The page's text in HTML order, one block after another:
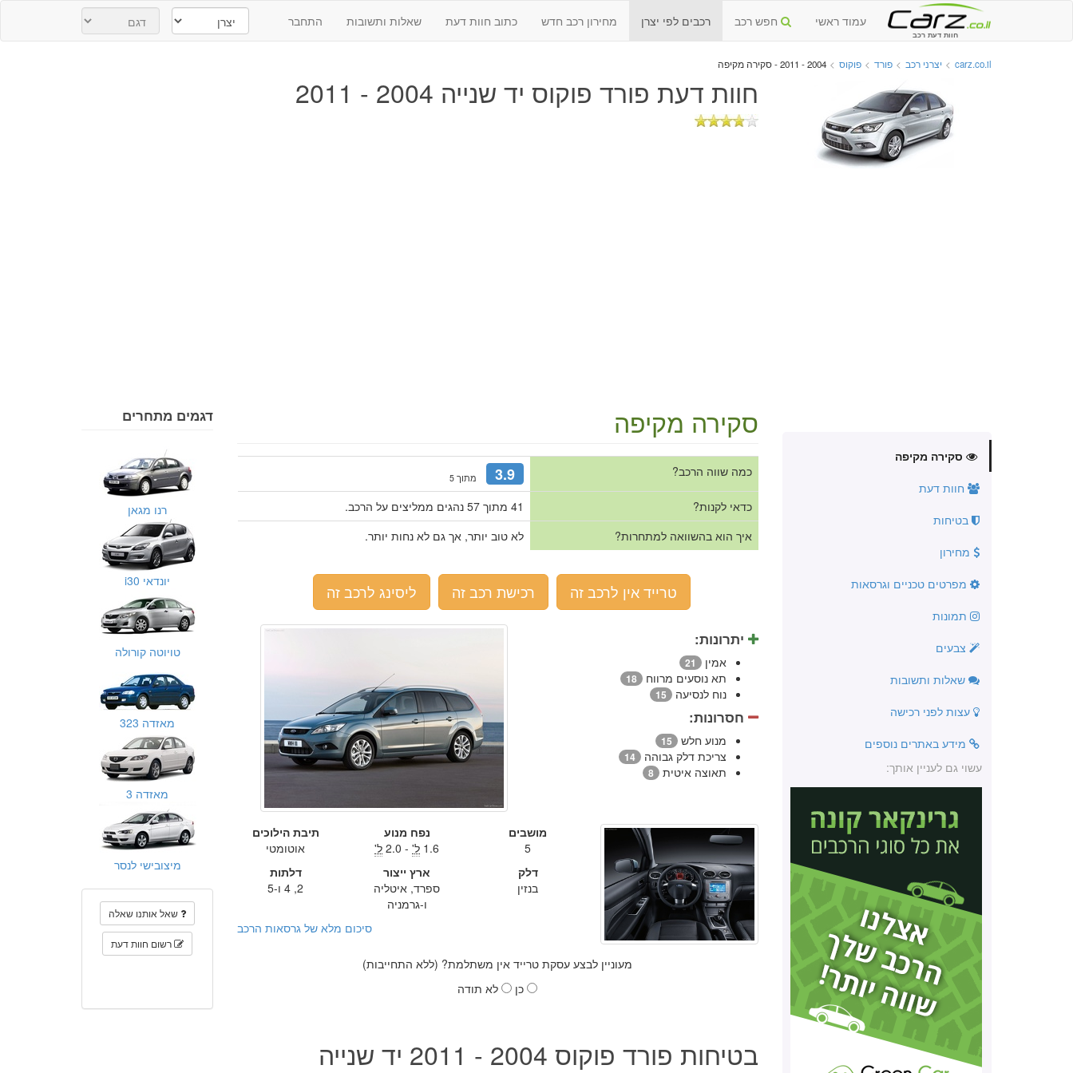
חוות דעת רכב
עמוד ראשי חפש רכב רכבים לפי יצרן מחירון רכב חדש כתוב חוות דעת שאלות ותשובות התחבר
carz.co.il
> יצרני רכב > פורד > פוקוס > 2004 - 2011 - סקירה מקיפה
חוות דעת פורד פוקוס יד שנייה 2004 - 2011
סקירה מקיפה
חוות דעת
בטיחות
מחירון
מפרטים טכניים וגרסאות
תמונות
צבעים
שאלות ותשובות
עצות לפני רכישה
מידע באתרים נוספים
עשוי גם לעניין אותך:
סקירה מקיפה
כמה שווה הרכב? 3.9 מתוך 5
כדאי לקנות?
41 מתוך 57 נהגים ממליצים על הרכב.
איך הוא בהשוואה למתחרות?
לא טוב יותר, אך גם לא נחות יותר.
טרייד אין לרכב זה רכישת רכב זה ליסינג לרכב זה
יתרונות:
אמין 21
תא נוסעים מרווח 18
נוח לנסיעה 15
חסרונות:
מנוע חלש 15
צריכת דלק גבוהה 14
תאוצה איטית 8
מושבים
5
נפח מנוע
1.6 ל'- 2.0 ל'
תיבת הילוכים
אוטומטי
דלק
בנזין
ארץ ייצור
ספרד, איטליה
ו-גרמניה
דלתות
2, 4 ו-5
סיכום מלא של גרסאות הרכב
מעוניין לבצע עסקת טרייד אין משתלמת? (ללא התחייבות)
כן
לא תודה
בטיחות פורד פוקוס 2004 - 2011 יד שנייה
דגמים מתחרים
רנו מגאן
יונדאי i30
טויוטה קורולה
מאזדה 323
מאזדה 3
מיצובישי לנסר
שאל אותנו שאלה
רשום חוות דעת